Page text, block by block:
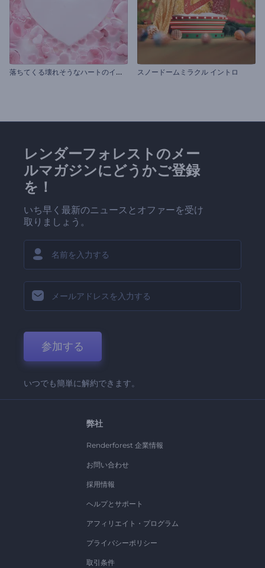
落
ちてくる壊れそうなハートのイントロ動画 スノードームミラクル イントロ
レンダーフォレストのメー
ルマガジンにどうかご登録
を！
いち早く最新のニュースとオファーを受け
取りましょう。
参加する
いつでも簡単に解約できます。
弊社
Renderforest 企業情報
お問い合わせ
採用情報
ヘルプとサポート
アフィリエイト・プログラム
プライバシーポリシー
取引条件